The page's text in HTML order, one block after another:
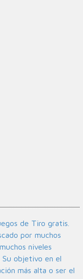
de Tiro gratis.
por muchos
niveles
objetivo en el
más alta o ser el